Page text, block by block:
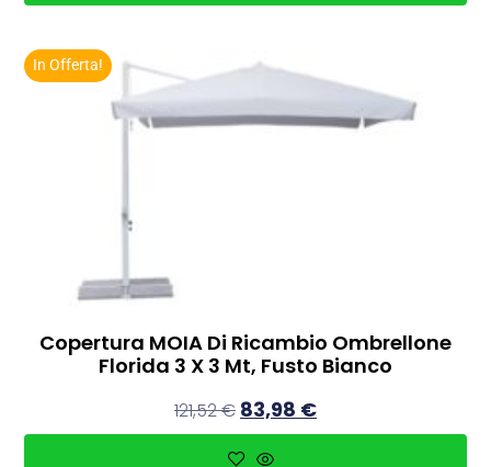
In Offerta!
Copertura MOIA Di Ricambio Ombrellone
Florida 3 X 3 Mt, Fusto Bianco
121,52€ 83,98 €